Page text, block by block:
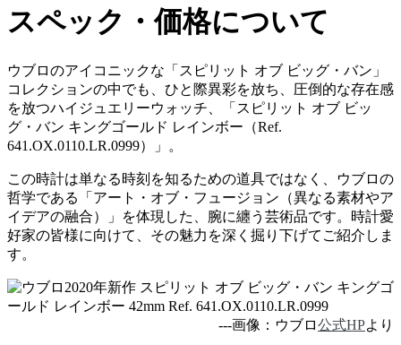
スペック・価格について
ウブロのアイコニックな「スピリット オブ ビッグ・バン」
コレクションの中でも、ひと際異彩を放ち、圧倒的な存在感
を放つハイジュエリーウォッチ、「スピリット オブ ビッ
グ・バン キングゴールド レインボー（Ref.
641.OX.0110.LR.0999）」。
この時計は単なる時刻を知るための道具ではなく、ウブロの
哲学である「アート・オブ・フュージョン（異なる素材やア
イデアの融合）」を体現した、腕に纏う芸術品です。時計愛
好家の皆様に向けて、その魅力を深く掘り下げてご紹介しま
す。
---画像：ウブロ公式HPより